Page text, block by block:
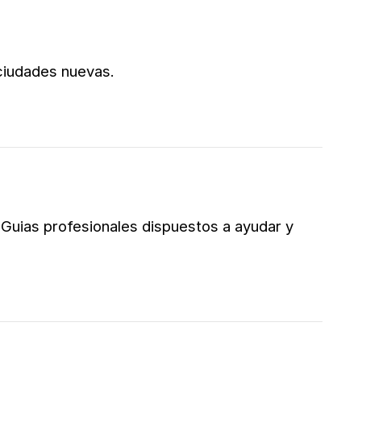
nuevas.
profesionales dispuestos a ayudar y